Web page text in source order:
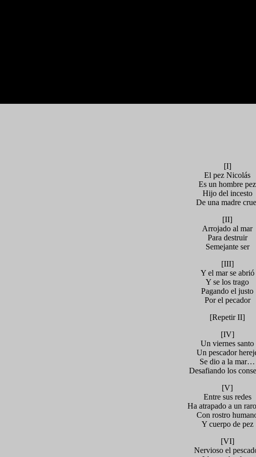
[I]
El pez Nicolás
Es un hombre pez
Hijo del incesto
De una madre
[II]
Arrojado al mar
Para destruir
Semejante ser
[III]
Y el mar se abrió
Y se los trago
Pagando el justo
Por el pecador
[Repetir II]
[IV]
Un viernes santo
Un pescador
Se dio a la mar…
Desafiando los
[V]
Entre sus redes
Ha atrapado a un
Con rostro
Y cuerpo de pez
[VI]
Nervioso el